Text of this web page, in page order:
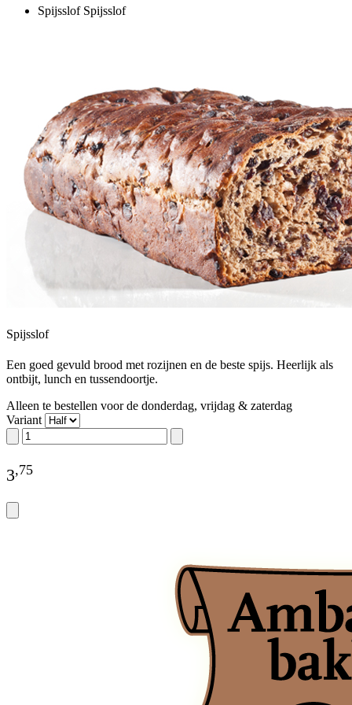
Spijsslof Spijsslof
Spijsslof
Een goed gevuld brood met rozijnen en de beste spijs. Heerlijk als
ontbijt, lunch en tussendoortje.
Alleen te bestellen voor de donderdag, vrijdag & zaterdag
Variant
3,75